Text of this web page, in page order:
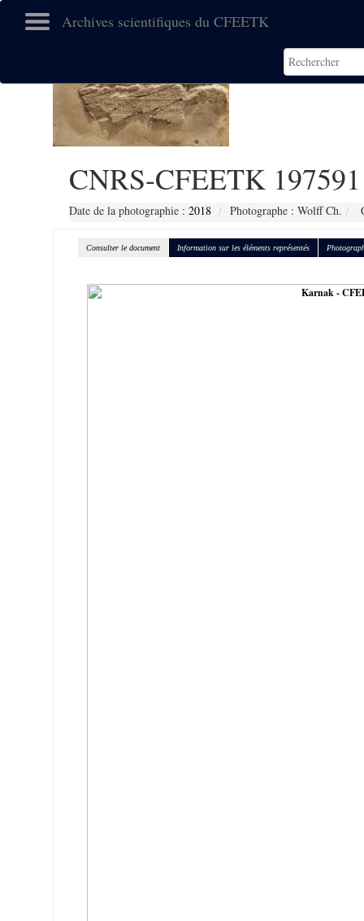
Archives scientifiques du CFEETK
CNRS-CFEETK 197591
Date de la photographie : 2018 Photographe : Wolff Ch.
Consulter le document Information sur les éléments représentés